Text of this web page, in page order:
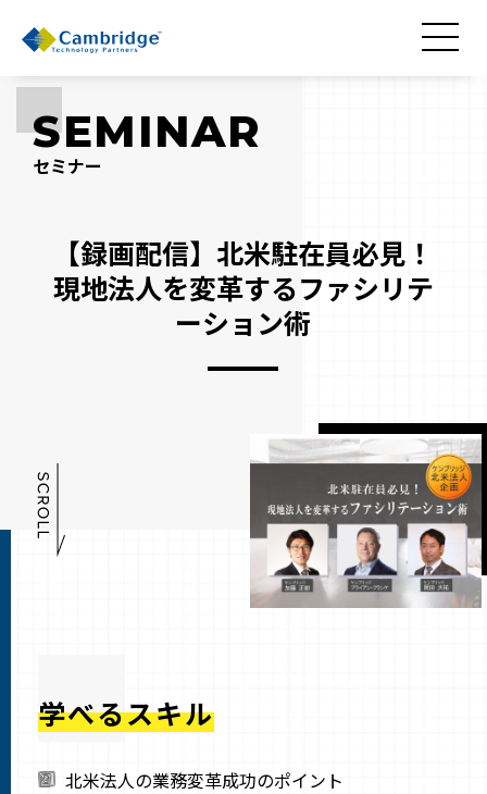
SEMINAR
セミナー
【録画配信】北米駐在員必見！
現地法人を変革するファシリテ
ーション術
学べるスキル
北米法人の業務変革成功のポイント